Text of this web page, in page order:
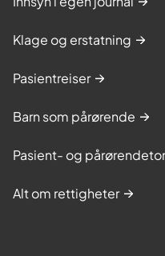
Klage og erstatning
Pasientreiser
Barn som pårørende
Pasient- og
Alt om rettigheter